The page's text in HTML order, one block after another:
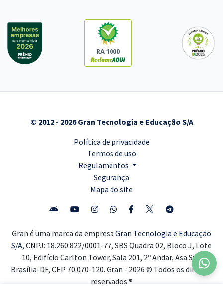
RA 1000
© 2012 - 2026 Gran Tecnologia e Educação S/A
Política de privacidade
Termos de uso
Regulamentos
Segurança
Mapa do site
Gran é uma marca da empresa Gran Tecnologia e Educação
S/A, CNPJ: 18.260.822/0001-77, SBS Quadra 02, Bloco J, Lote
10, Edifício Carlton Tower, Sala 201, 2º Andar, Asa Sul,
Brasília-DF, CEP 70.070-120. Gran - 2026 © Todos os direitos
reservados ®